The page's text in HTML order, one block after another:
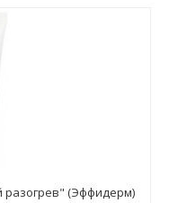
разогрев" (Эффидерм)